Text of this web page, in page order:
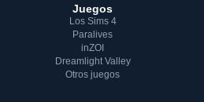
Juegos
Los Sims 4
Paralives
inZOI
Dreamlight Valley
Otros juegos